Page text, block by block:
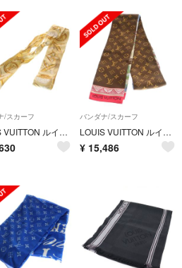
/スカーフ
LOUIS VUITTON ルイヴィトン LV バンドーBB ルイゼット スカーフ ゴールド M79619
バンダナ/スカーフ
LOUIS VUITTON ルイヴィトン モノグラム シークレットガーデン バンドーBB シルクスカーフ ブラウン×ピンク M78436
¥ 15,486